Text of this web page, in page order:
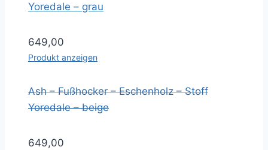
Yoredale – grau
649,00
Produkt anzeigen
Ash – Fußhocker – Eschenholz – Stoff
Yoredale – beige
649,00